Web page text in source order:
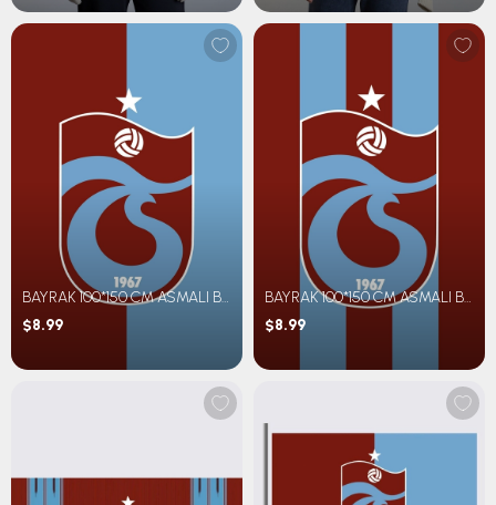
BAYRAK 100*150 CM ASMALI BM PARÇALI
$8.99
BAYRAK 100*150 CM ASMALI BM ÇİZGİLİ
$8.99